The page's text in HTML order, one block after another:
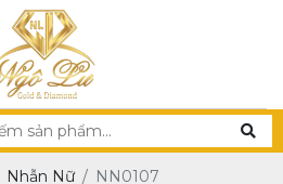
Nhẫn Nữ NN0107